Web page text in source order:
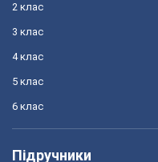
2 клас
3 клас
4 клас
5 клас
6 клас
Підручники